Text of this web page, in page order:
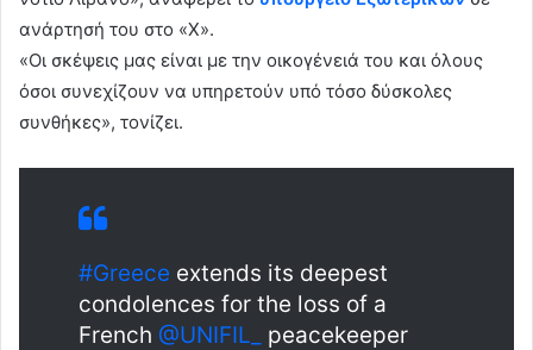
ανάρτησή του στο «Χ».
«Οι σκέψεις μας είναι με την οικογένειά του και όλους
όσοι συνεχίζουν να υπηρετούν υπό τόσο δύσκολες
συνθήκες», τονίζει.
#Greece extends its deepest
condolences for the loss of a
French @UNIFIL_
peacekeeper